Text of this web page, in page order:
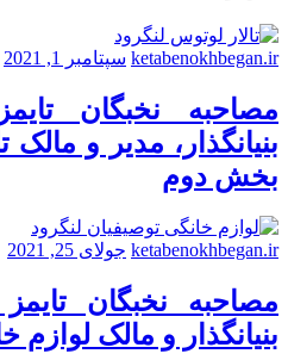
ketabenokhbegan.ir سپتامبر 1, 2021
مصاحبه نخبگان
بنیانگذار، مدیر و
بخش دوم
ketabenokhbegan.ir جولای 25, 2021
مصاحبه نخبگان
بنیانگذار و مالک لوازم